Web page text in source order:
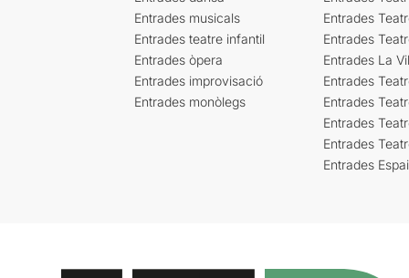
Entrades musicals
Entrades teatre infantil
Entrades òpera
Entrades improvisació
Entrades monòlegs
Entrades
Entrades
Entrades La
Entrades
Entrades
Entrades
Entrades
Entrades